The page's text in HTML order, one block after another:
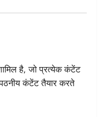
है, जो प्रत्येक कंटेंट
पठनीय कंटेंट तैयार करते